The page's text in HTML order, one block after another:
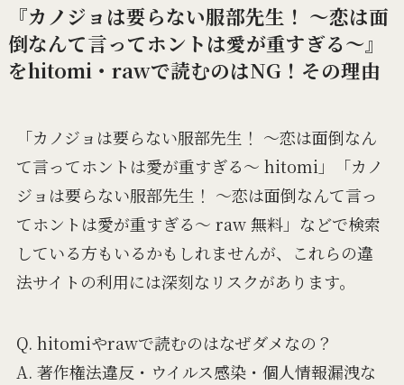
『カノジョは要らない服部先生！ ～恋は面
倒なんて言ってホントは愛が重すぎる～』
をhitomi・rawで読むのはNG！その理由
「カノジョは要らない服部先生！ ～恋は面倒なん
て言ってホントは愛が重すぎる～ hitomi」「カノ
ジョは要らない服部先生！ ～恋は面倒なんて言っ
てホントは愛が重すぎる～ raw 無料」などで検索
している方もいるかもしれませんが、これらの違
法サイトの利用には深刻なリスクがあります。
Q. hitomiやrawで読むのはなぜダメなの？
A. 著作権法違反・ウイルス感染・個人情報漏洩な